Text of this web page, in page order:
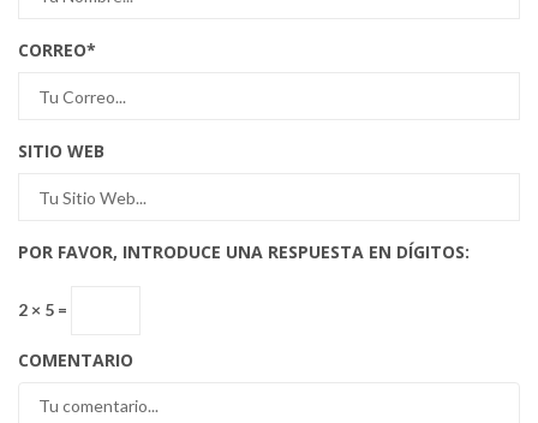
CORREO*
SITIO WEB
POR FAVOR, INTRODUCE UNA RESPUESTA EN DÍGITOS:
2 × 5 =
COMENTARIO